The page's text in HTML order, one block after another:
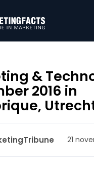
&
2016 in
21